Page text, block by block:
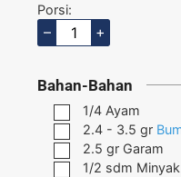
Porsi:
– +
Bahan-Bahan
1/4 Ayam
2.4 - 3.5 gr
2.5 gr Garam
1/2 sdm